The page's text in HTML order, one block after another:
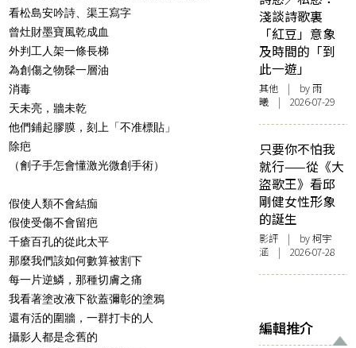
看松島安吟詩、渠王寫字
曾灶財墨寶風乾成血
外判工人架一條長梯
為創傷之物髹一層油
消毒
天未亮，牆未乾
他們鋪起膠膜，刻上「不准標貼」
除疤
（劊子手怎會懂激光微創手術）
假使人類不會結痂
假使受傷不會留疤
千瘡百孔的從此太平
那麼我們該如何數算被割下
每一片逆鱗，那種切膚之痛
我看著塗改液下欲蓋彌彰的塗鴉
還有活的圍牆，一群打卡的人
攝影人都是念舊的
淺談詩歌裏
「紅豆」意象
及時間的「到
此一遊」
其他 | by 雨
曦 | 2026-07-29
只要你不怕我
就行——從《大
盜歌王》看邱
剛健女性形象
的誕生
影評 | by 柯宇
涵 | 2026-07-28
編輯推介